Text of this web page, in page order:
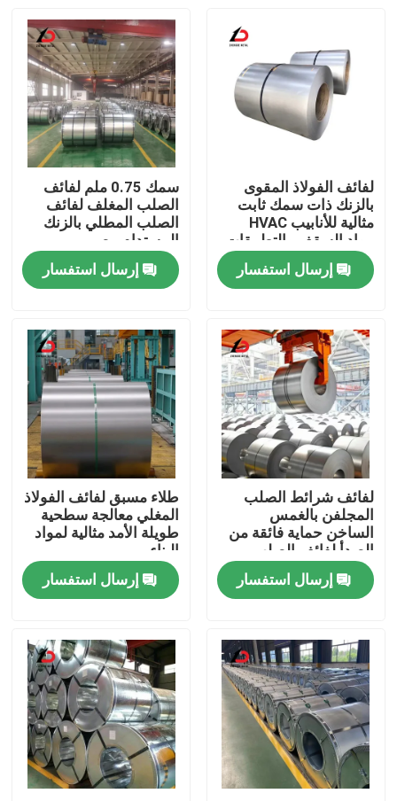
المنزل
المنتجات
فيديوهات
حولنا
جولة في المصنع
مراقبة الجودة
القضايا
اطلب اقتباس
لفائف الفولاذ المغلف
لفائف الفولاذ المقوى
بالزنك ذات سمك ثابت
مثالية للأنابيب HVAC
مواد السقف والتطبيقات
الصناعية
إرسال استفسار
سمك 0.75 ملم لفائف
الصلب المغلف لفائف
الصلب المطلي بالزنك
المستدام مصمم
للمعدات الصناعية
والزراعيةإرسال استفسار
لفائف شرائط الصلب
المجلفن بالغمس
الساخن حماية فائقة من
الصدأ لفائف الصلب
المطلية بالزنك للبناء
والتصنيعإرسال استفسار
طلاء مسبق لفائف الفولاذ
المغلي معالجة سطحية
طويلة الأمد مثالية لمواد
البناء
إرسال استفسار